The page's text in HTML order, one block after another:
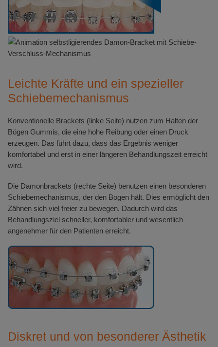
Leichte Kräfte und ein spezieller
Schiebemechanismus
Konventionelle Brackets (linke Seite) nutzen zum Halten der
Bögen Gummis, die eine hohe Reibung oder einen Druck
erzeugen. Das führt dazu, dass das Ergebnis weniger
komfortabel und erst in einer längeren Behandlungszeit erreicht
wird.
Die Damonbrackets (rechte Seite) benutzen einen besonderen
Schiebemechanismus, der den Bogen hält. Dies ermöglicht den
Zähnen sich viel freier zu bewegen. Dadurch wird das
Behandlungsziel schneller, komfortabler und wesentlich
angenehmer für den Patienten erreicht.
Diskret und von besonderer Ästhetik